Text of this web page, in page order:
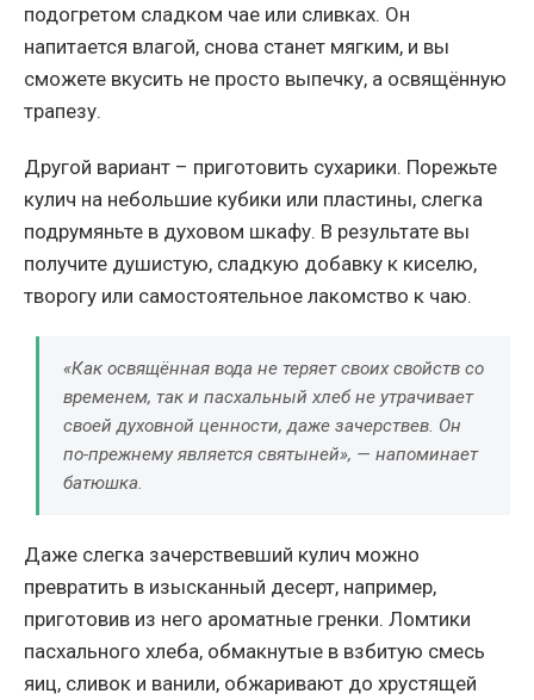
подогретом сладком чае или сливках. Он
напитается влагой, снова станет мягким, и вы
сможете вкусить не просто выпечку, а освящённую
трапезу.
Другой вариант – приготовить сухарики. Порежьте
кулич на небольшие кубики или пластины, слегка
подрумяньте в духовом шкафу. В результате вы
получите душистую, сладкую добавку к киселю,
творогу или самостоятельное лакомство к чаю.
«Как освящённая вода не теряет своих свойств со
временем, так и пасхальный хлеб не утрачивает
своей духовной ценности, даже зачерствев. Он
по-прежнему является святыней», — напоминает
батюшка.
Даже слегка зачерствевший кулич можно
превратить в изысканный десерт, например,
приготовив из него ароматные гренки. Ломтики
пасхального хлеба, обмакнутые в взбитую смесь
яиц, сливок и ванили, обжаривают до хрустящей